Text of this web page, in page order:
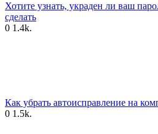
Хотите узнать, украден ли ваш
сделать
0 1.4k.
Как убрать автоисправление на
0 1.5k.